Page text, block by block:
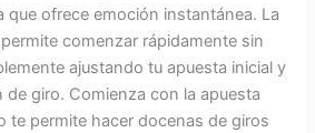
que ofrece emoción instantánea. La
comenzar rápidamente sin
ajustando tu apuesta inicial y
giro. Comienza con la apuesta
te permite hacer docenas de giros